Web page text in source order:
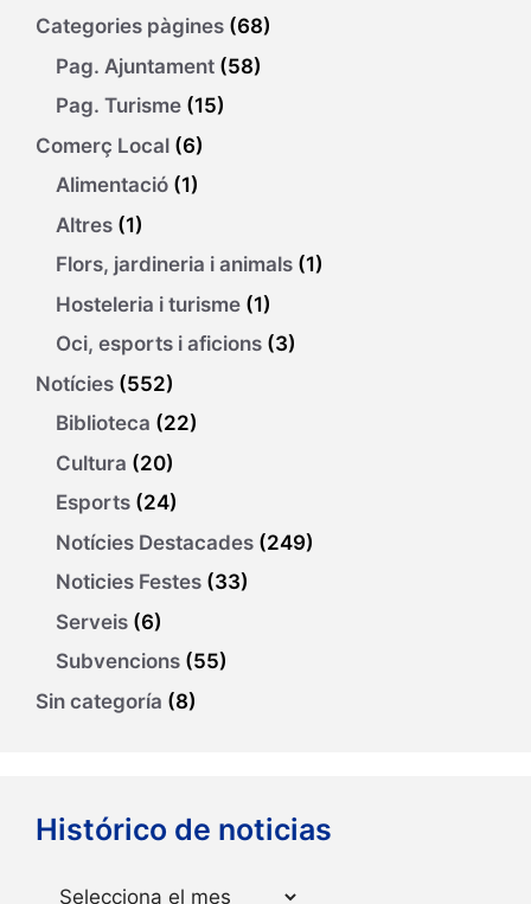
Categories pàgines (68)
Pag. Ajuntament (58)
Pag. Turisme (15)
Comerç Local (6)
Alimentació (1)
Altres (1)
Flors, jardineria i animals (1)
Hosteleria i turisme (1)
Oci, esports i aficions (3)
Notícies (552)
Biblioteca (22)
Cultura (20)
Esports (24)
Notícies Destacades (249)
Noticies Festes (33)
Serveis (6)
Subvencions (55)
Sin categoría (8)
Histórico de noticias
Arxius